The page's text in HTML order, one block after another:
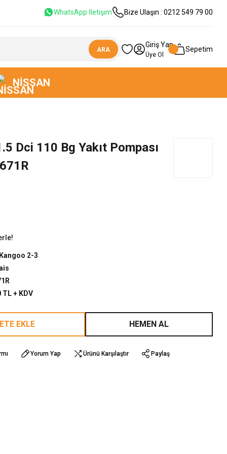
WhatsApp İletişim Bize Ulaşın : 0212 549 79 00
ARA
Giriş Yap
Üye Ol
Sepetim
NISSAN
Dci 110 Bg Yakıt Pompası
Kangoo 2-3
TL + KDV
EKLE HEMEN AL
Yorum Yap Ürünü Karşılaştır Paylaş